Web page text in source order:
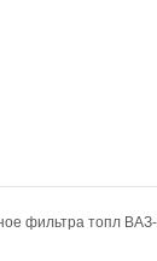
фильтра топл